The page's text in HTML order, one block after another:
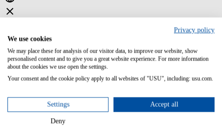
General Terms and Conditions (Bitkom)
AV - General Terms
SaaS - Software as a Service
VES - Software development
VPS - Software maintenance
Privacy policy
We use cookies
We may place these for analysis of our visitor data, to improve our website, show
personalised content and to give you a great website experience. For more information
about the cookies we use open the settings.
Your consent and the cookie policy apply to all websites of "USU", including: usu.com.
Settings Accept all
Deny